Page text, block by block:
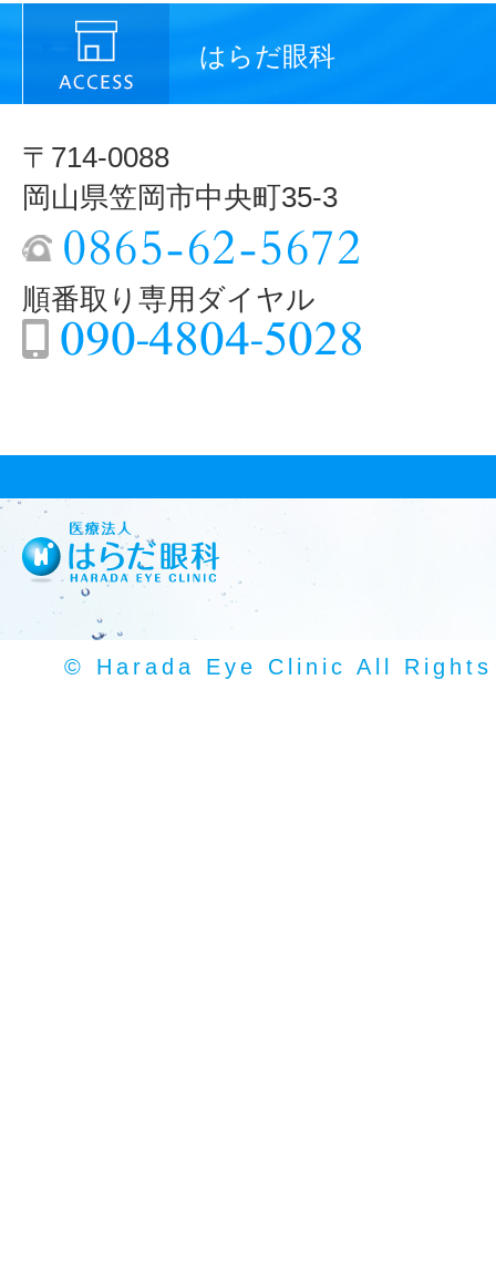
はらだ眼科
〒714-0088
岡山県笠岡市中央町35-3
順番取り専用ダイヤル
© Harada Eye Clinic All